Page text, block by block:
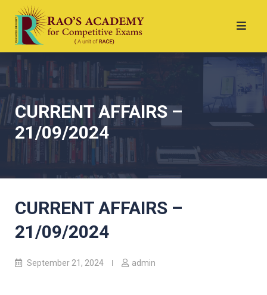
CURRENT AFFAIRS –
21/09/2024
CURRENT AFFAIRS –
21/09/2024
September 21, 2024 admin